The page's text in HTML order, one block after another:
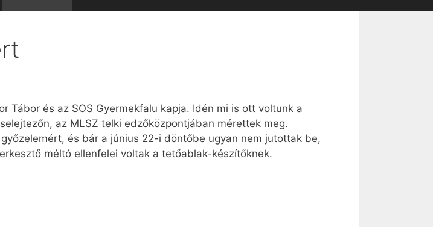
Tábor és az SOS Gyermekfalu kapja. Idén mi is ott voltunk a
az MLSZ telki edzőközpontjában mérettek meg.
és bár a június 22-i döntőbe ugyan nem jutottak be,
méltó ellenfelei voltak a tetőablak-készítőknek.